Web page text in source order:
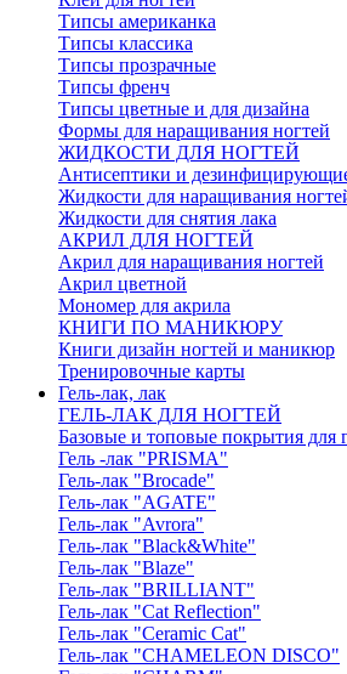
Типсы американка
Типсы классика
Типсы прозрачные
Типсы френч
Типсы цветные и для дизайна
Формы для наращивания ногтей
ЖИДКОСТИ ДЛЯ НОГТЕЙ
Антисептики и дезинфицирующие
Жидкости для наращивания
Жидкости для снятия лака
АКРИЛ ДЛЯ НОГТЕЙ
Акрил для наращивания ногтей
Акрил цветной
Мономер для акрила
КНИГИ ПО МАНИКЮРУ
Книги дизайн ногтей и маникюр
Тренировочные карты
Гель-лак, лак
ГЕЛЬ-ЛАК ДЛЯ НОГТЕЙ
Базовые и топовые покрытия для
Гель -лак "PRISMA"
Гель-лак "Brocade"
Гель-лак "AGATE"
Гель-лак "Avrora"
Гель-лак "Black&White"
Гель-лак "Blaze"
Гель-лак "BRILLIANT"
Гель-лак "Cat Reflection"
Гель-лак "Ceramic Cat"
Гель-лак "CHAMELEON DISCO"